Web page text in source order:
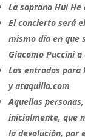
La soprano Hui
El concierto será
mismo día en que
Giacomo Puccini
Las entradas para
y ataquilla.com
Aquellas
inicialmente, que
la devolución, por